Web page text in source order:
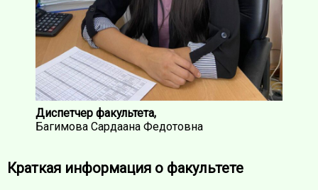
Диспетчер факультета,
Багимова Сардаана Федотовна
Краткая информация о факультете